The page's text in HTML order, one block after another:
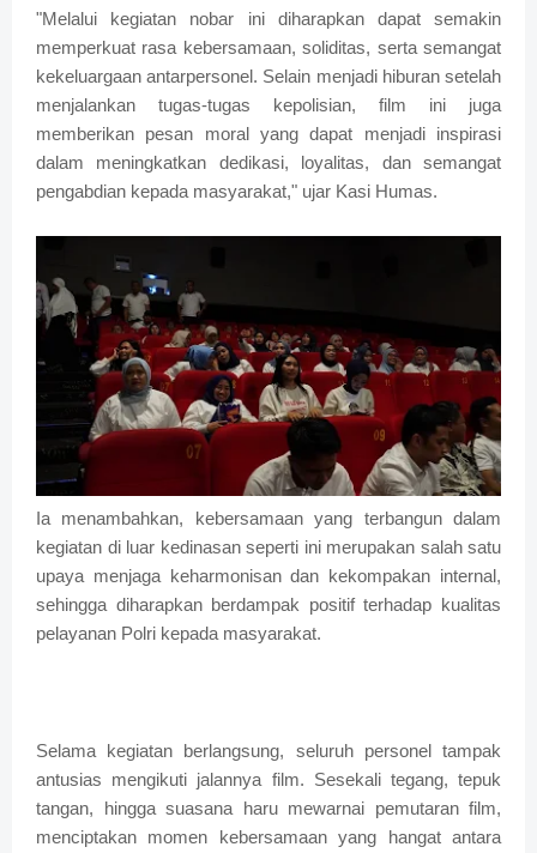
"Melalui kegiatan nobar ini diharapkan dapat semakin
memperkuat rasa kebersamaan, soliditas, serta semangat
kekeluargaan antarpersonel. Selain menjadi hiburan setelah
menjalankan tugas-tugas kepolisian, film ini juga
memberikan pesan moral yang dapat menjadi inspirasi
dalam meningkatkan dedikasi, loyalitas, dan semangat
pengabdian kepada masyarakat," ujar Kasi Humas.
Ia menambahkan, kebersamaan yang terbangun dalam
kegiatan di luar kedinasan seperti ini merupakan salah satu
upaya menjaga keharmonisan dan kekompakan internal,
sehingga diharapkan berdampak positif terhadap kualitas
pelayanan Polri kepada masyarakat.
Selama kegiatan berlangsung, seluruh personel tampak
antusias mengikuti jalannya film. Sesekali tegang, tepuk
tangan, hingga suasana haru mewarnai pemutaran film,
menciptakan momen kebersamaan yang hangat antara